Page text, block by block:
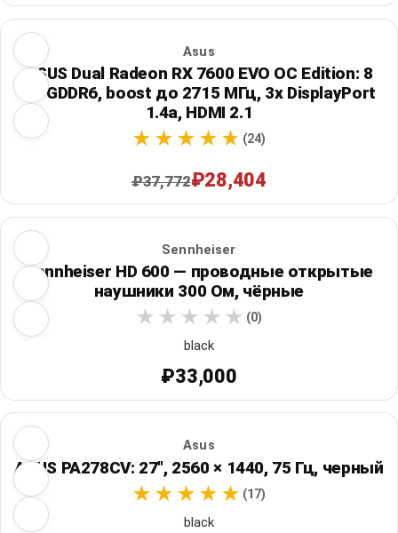
Asus
ASUS Dual Radeon RX 7600 EVO OC Edition: 8
ГБ GDDR6, boost до 2715 МГц, 3x DisplayPort
1.4a, HDMI 2.1
(24)
₽37,772₽28,404
Sennheiser
Sennheiser HD 600 — проводные открытые
наушники 300 Ом, чёрные
(0)
black
₽33,000
Asus
ASUS PA278CV: 27", 2560 × 1440, 75 Гц, черный
(17)
black